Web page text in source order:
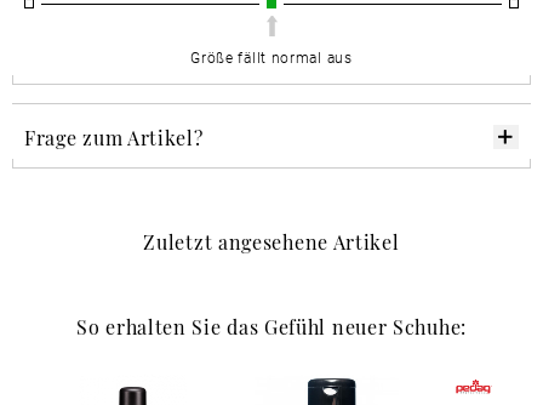
Größe fällt normal aus
Frage zum Artikel?
Zuletzt angesehene Artikel
So erhalten Sie das Gefühl neuer Schuhe: